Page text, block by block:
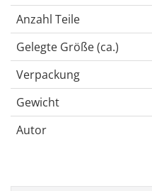
Anzahl Teile
Gelegte Größe (ca.)
Verpackung
Gewicht
Autor